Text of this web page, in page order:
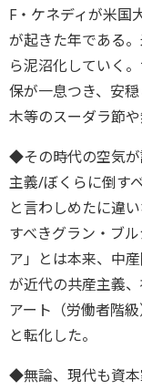
F・ケネディが米国
が起きた年である
ら泥沼化していく
保が一息つき、安
木等のスーダラ節
◆その時代の空気が
主義/ぼくらに倒す
と言わしめたに違
すべきグラン・ブ
ア」とは本来、中
が近代の共産主義
アート（労働者階
と転化した。
◆無論、現代も資本